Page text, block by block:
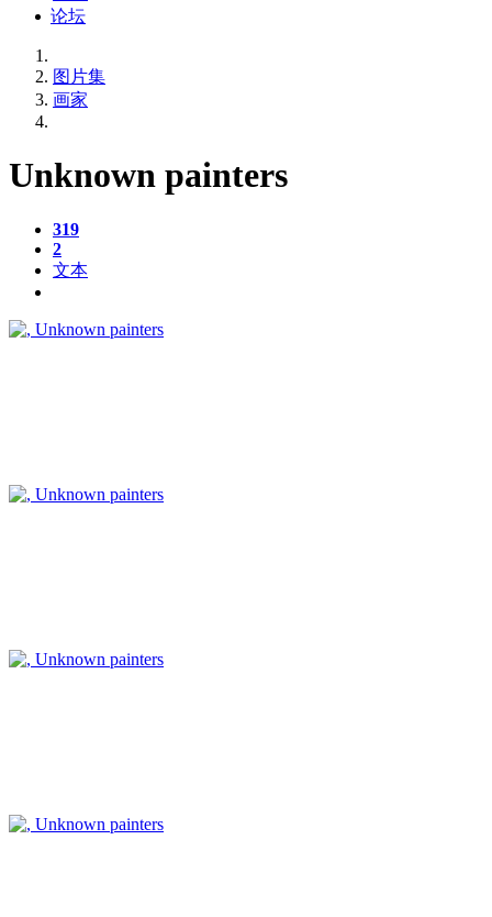
论坛
图片集
画家
Unknown painters
319
2
文本